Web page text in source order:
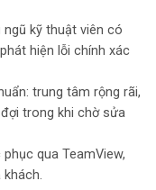
kỹ thuật viên có
hiện lỗi chính xác
trung tâm rộng rãi,
trong khi chờ sửa
qua TeamView,